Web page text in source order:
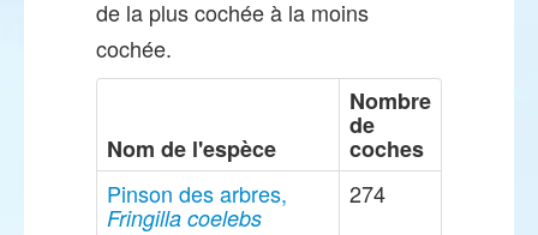
de la plus cochée à la moins
cochée.
Nom de l'espèce
Nombre
de
coches
Pinson des arbres,
Fringilla coelebs
274